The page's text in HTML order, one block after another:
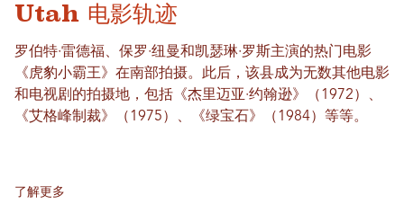
Utah 电影轨迹
罗伯特·雷德福、保罗·纽曼和凯瑟琳·罗斯主演的热门电影
《虎豹小霸王》在南部拍摄。此后，该县成为无数其他电影
和电视剧的拍摄地，包括《杰里迈亚·约翰逊》（1972）、
《艾格峰制裁》（1975）、《绿宝石》（1984）等等。
了解更多